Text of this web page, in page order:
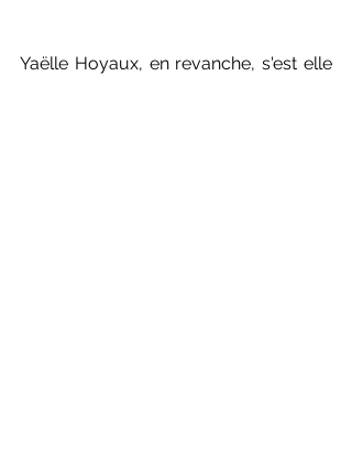
Yaëlle Hoyaux, en revanche, s'est elle